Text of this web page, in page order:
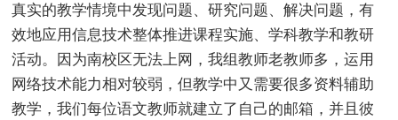
真实的教学情境中发现问题、研究问题、解决问题，有
效地应用信息技术整体推进课程实施、学科教学和教研
活动。因为南校区无法上网，我组教师老教师多，运用
网络技术能力相对较弱，但教学中又需要很多资料辅助
教学，我们每位语文教师就建立了自己的邮箱，并且彼